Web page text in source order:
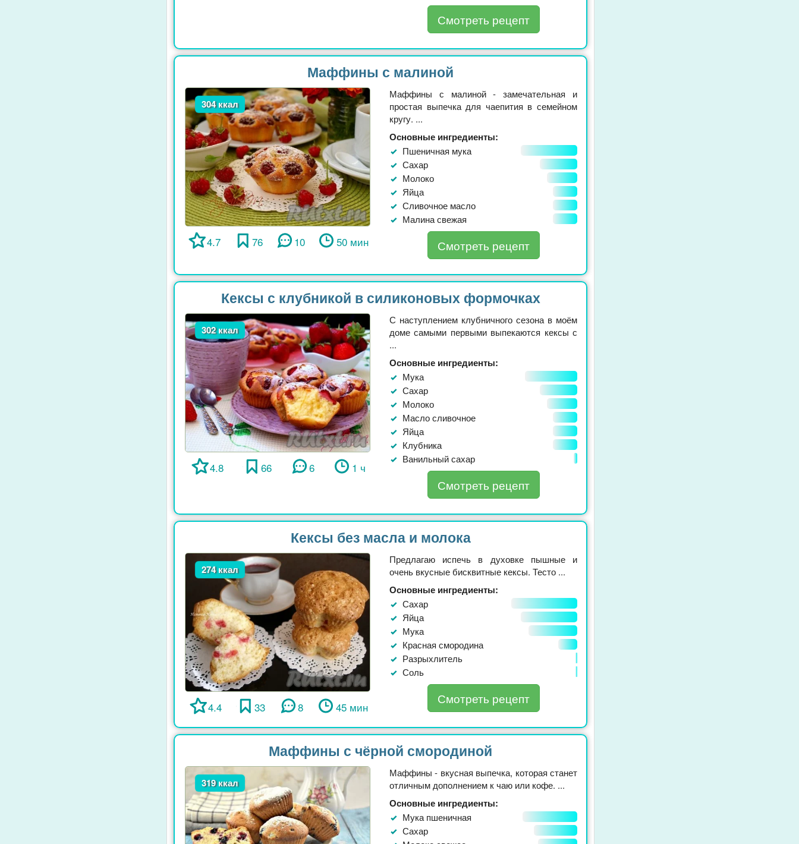
Смотреть рецепт
Маффины с малиной
304 ккал
4.7 76 10 50 мин
Маффины с малиной - замечательная и
простая выпечка для чаепития в семейном
кругу. ...
Основные ингредиенты:
Пшеничная мука
Сахар
Молоко
Яйца
Сливочное масло
Малина свежая
Смотреть рецепт
Кексы с клубникой в силиконовых формочках
302 ккал
4.8 66 6 1 ч
С наступлением клубничного сезона в моём
доме самыми первыми выпекаются кексы с
...
Основные ингредиенты:
Мука
Сахар
Молоко
Масло сливочное
Яйца
Клубника
Ванильный сахар
Смотреть рецепт
Кексы без масла и молока
274 ккал
4.4 33 8 45 мин
Предлагаю испечь в духовке пышные и
очень вкусные бисквитные кексы. Тесто ...
Основные ингредиенты:
Сахар
Яйца
Мука
Красная смородина
Разрыхлитель
Соль
Смотреть рецепт
Маффины с чёрной смородиной
319 ккал
Маффины - вкусная выпечка, которая станет
отличным дополнением к чаю или кофе. ...
Основные ингредиенты:
Мука пшеничная
Сахар